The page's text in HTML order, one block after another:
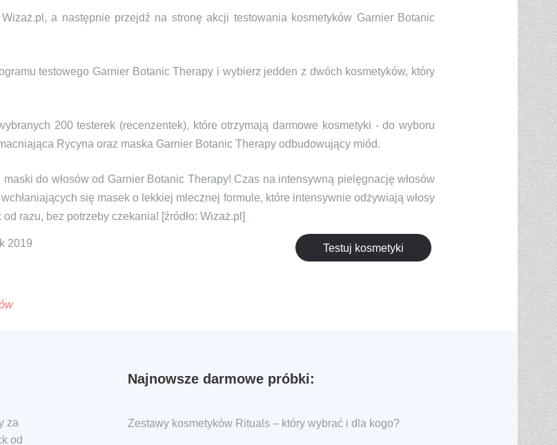
a następnie przejdź na stronę akcji testowania kosmetyków Garnier Botanic
testowego Garnier Botanic Therapy i wybierz jedden z dwóch kosmetyków, który
200 testerek (recenzentek), które otrzymają darmowe kosmetyki - do wyboru
Rycyna oraz maska Garnier Botanic Therapy odbudowujący miód.
do włosów od Garnier Botanic Therapy! Czas na intensywną pielęgnację włosów
się masek o lekkiej mlecznej formule, które intensywnie odżywiają włosy
razu, bez potrzeby czekania! [źródło: Wizaż.pl]
Testuj kosmetyki
2019
za
od
Najnowsze darmowe próbki:
Zestawy kosmetyków Rituals – który wybrać i dla kogo?